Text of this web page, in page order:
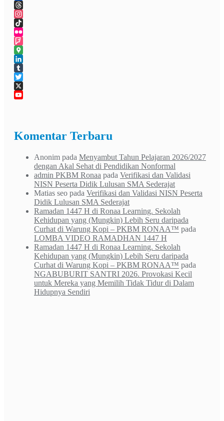
Facebook
Threads
Instagram
TikTok
Flickr
Foursquare
Google
Maps
LinkedIn
Tumblr
Twitter
X
Komentar Terbaru
Anonim pada Menyambut Tahun Pelajaran 2026/2027
dengan Akal Sehat di Pendidikan Nonformal
admin PKBM Ronaa pada Verifikasi dan Validasi
NISN Peserta Didik Lulusan SMA Sederajat
Matias seo pada Verifikasi dan Validasi NISN Peserta
Didik Lulusan SMA Sederajat
Ramadan 1447 H di Ronaa Learning. Sekolah
Kehidupan yang (Mungkin) Lebih Seru daripada
Curhat di Warung Kopi – PKBM RONAA™ pada
LOMBA VIDEO RAMADHAN 1447 H
Ramadan 1447 H di Ronaa Learning. Sekolah
Kehidupan yang (Mungkin) Lebih Seru daripada
Curhat di Warung Kopi – PKBM RONAA™ pada
NGABUBURIT SANTRI 2026. Provokasi Kecil
untuk Mereka yang Memilih Tidak Tidur di Dalam
Hidupnya Sendiri